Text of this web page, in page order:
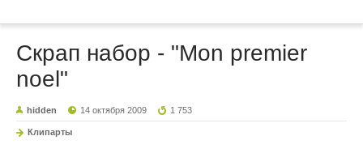
Скрап набор - "Mon premier
noel"
hidden 14 октября 2009 1 753
Клипарты